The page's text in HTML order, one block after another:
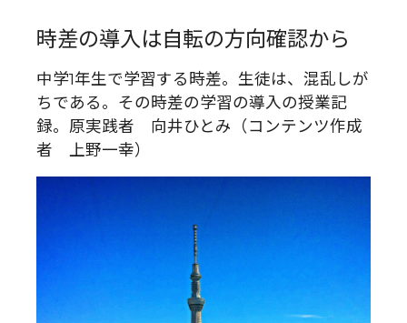
時差の導入は自転の方向確認から
中学1年生で学習する時差。生徒は、混乱しが
ちである。その時差の学習の導入の授業記
録。原実践者 向井ひとみ（コンテンツ作成
者 上野一幸）